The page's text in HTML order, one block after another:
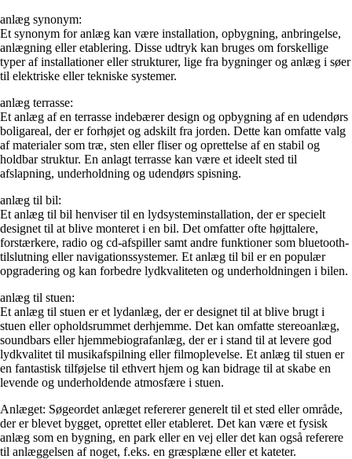
anlæg synonym:
Et synonym for anlæg kan være installation, opbygning, anbringelse,
anlægning eller etablering. Disse udtryk kan bruges om forskellige
typer af installationer eller strukturer, lige fra bygninger og anlæg i søer
til elektriske eller tekniske systemer.
anlæg terrasse:
Et anlæg af en terrasse indebærer design og opbygning af en udendørs
boligareal, der er forhøjet og adskilt fra jorden. Dette kan omfatte valg
af materialer som træ, sten eller fliser og oprettelse af en stabil og
holdbar struktur. En anlagt terrasse kan være et ideelt sted til
afslapning, underholdning og udendørs spisning.
anlæg til bil:
Et anlæg til bil henviser til en lydsysteminstallation, der er specielt
designet til at blive monteret i en bil. Det omfatter ofte højttalere,
forstærkere, radio og cd-afspiller samt andre funktioner som bluetooth-
tilslutning eller navigationssystemer. Et anlæg til bil er en populær
opgradering og kan forbedre lydkvaliteten og underholdningen i bilen.
anlæg til stuen:
Et anlæg til stuen er et lydanlæg, der er designet til at blive brugt i
stuen eller opholdsrummet derhjemme. Det kan omfatte stereoanlæg,
soundbars eller hjemmebiografanlæg, der er i stand til at levere god
lydkvalitet til musikafspilning eller filmoplevelse. Et anlæg til stuen er
en fantastisk tilføjelse til ethvert hjem og kan bidrage til at skabe en
levende og underholdende atmosfære i stuen.
Anlæget: Søgeordet anlæget refererer generelt til et sted eller område,
der er blevet bygget, oprettet eller etableret. Det kan være et fysisk
anlæg som en bygning, en park eller en vej eller det kan også referere
til anlæggelsen af noget, f.eks. en græsplæne eller et kateter.